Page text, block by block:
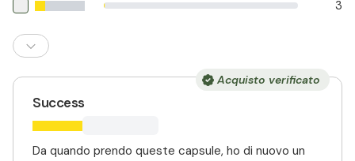
3
Acquisto verificato
Success
Da quando prendo queste capsule, ho di nuovo un